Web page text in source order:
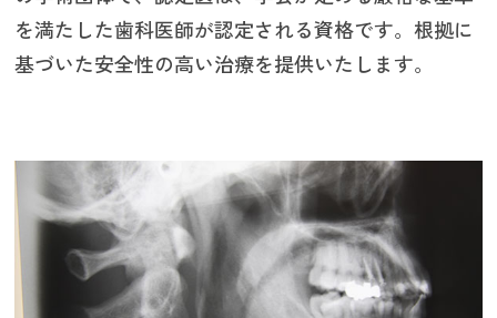
を満たした歯科医師が認定される資格です。根拠に
基づいた安全性の高い治療を提供いたします。